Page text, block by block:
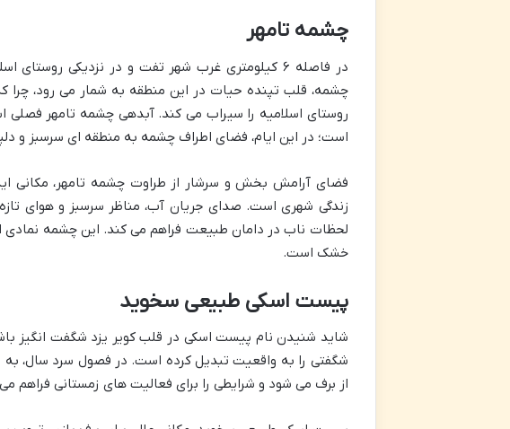
چشمه تامهر
در فاصله ۶ کیلومتری غرب شهر تفت و در نزدیکی
چشمه، قلب تپنده حیات در این منطقه به شمار می رود، چرا
روستای اسلامیه را سیراب می کند. آبدهی چشمه تامهر فصلی
است؛ در این ایام، فضای اطراف چشمه به منطقه ای سرسبز و
فضای آرامش بخش و سرشار از طراوت چشمه تامهر، مکانی
زندگی شهری است. صدای جریان آب، مناظر سرسبز و هوای
لحظات ناب در دامان طبیعت فراهم می کند. این چشمه نمادی
خشک است.
پیست اسکی طبیعی سخوید
شاید شنیدن نام پیست اسکی در قلب کویر یزد شگفت انگیز
شگفتی را به واقعیت تبدیل کرده است. در فصول سرد سال، به
از برف می شود و شرایطی را برای فعالیت های زمستانی فراهم